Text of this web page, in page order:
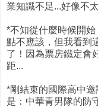
業知識不足...好像不
*不知從什麼時候開
點不應該，但我看到
了！因為票房鐵定會
距...
*剛結束的國際高中
是：中華青男隊的防